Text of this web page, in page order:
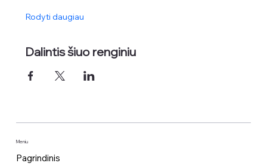
Rodyti daugiau
Dalintis šiuo renginiu
Meniu
Pagrindinis